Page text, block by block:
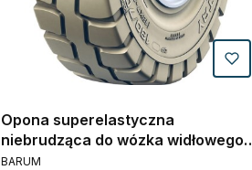
Opona superelastyczna
niebrudząca do wózka widłowego
6.50-10 STANDARD Barum
PRODUCENT
BARUM